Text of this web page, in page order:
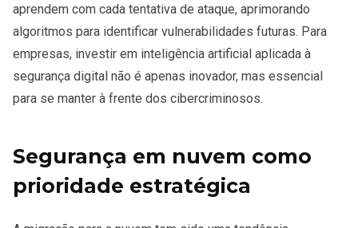
aprendem com cada tentativa de ataque, aprimorando
algoritmos para identificar vulnerabilidades futuras. Para
empresas, investir em inteligência artificial aplicada à
segurança digital não é apenas inovador, mas essencial
para se manter à frente dos cibercriminosos.
Segurança em nuvem como
prioridade estratégica